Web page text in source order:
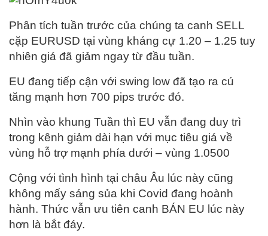
Phân tích tuần trước của chúng ta canh SELL
cặp EURUSD tại vùng kháng cự 1.20 – 1.25 tuy
nhiên giá đã giảm ngay từ đầu tuần.
EU đang tiếp cận với swing low đã tạo ra cú
tăng mạnh hơn 700 pips trước đó.
Nhìn vào khung Tuần thì EU vẫn đang duy trì
trong kênh giảm dài hạn với mục tiêu giá về
vùng hỗ trợ mạnh phía dưới – vùng 1.0500
Cộng với tình hình tại châu Âu lúc này cũng
không mấy sáng sủa khi Covid đang hoành
hành. Thức vẫn ưu tiên canh BÁN EU lúc này
hơn là bắt đáy.